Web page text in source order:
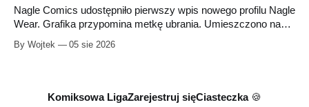
oraz opowiadania. Wszystkie te elementy wzajemnie się
uzupełniają, tworząc
Nagle Comics udostępniło pierwszy wpis nowego profilu Nagle
Wear. Grafika przypomina metkę ubrania. Umieszczono na
dotyczące prania. Powstała też osobna domena internetowa
By Wojtek 05 sie 2026
Komiksowa LigaZarejestruj sięCiasteczka 🍪